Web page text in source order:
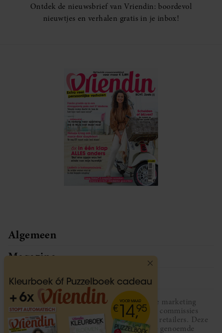
Ontdek de nieuwsbrief van Vriendin: boordevol
nieuwtjes en verhalen gratis in je inbox!
Algemeen
Magazine
Service
Vriendin participeert in diverse affiliate marketing
programma’s, dat houdt in dat Vriendin commissies
ontvangt voor aankopen middels links van retailers. Deze
website wordt niet gesponsord door de genoemde